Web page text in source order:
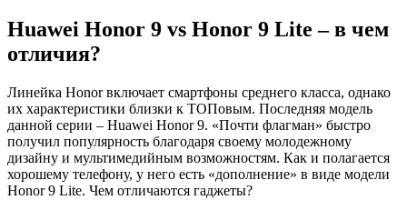
Huawei Honor 9 vs Honor 9 Lite – в чем
отличия?
Линейка Honor включает смартфоны среднего класса, однако
их характеристики близки к ТОПовым. Последняя модель
данной серии – Huawei Honor 9. «Почти флагман» быстро
получил популярность благодаря своему молодежному
дизайну и мультимедийным возможностям. Как и полагается
хорошему телефону, у него есть «дополнение» в виде модели
Honor 9 Lite. Чем отличаются гаджеты?